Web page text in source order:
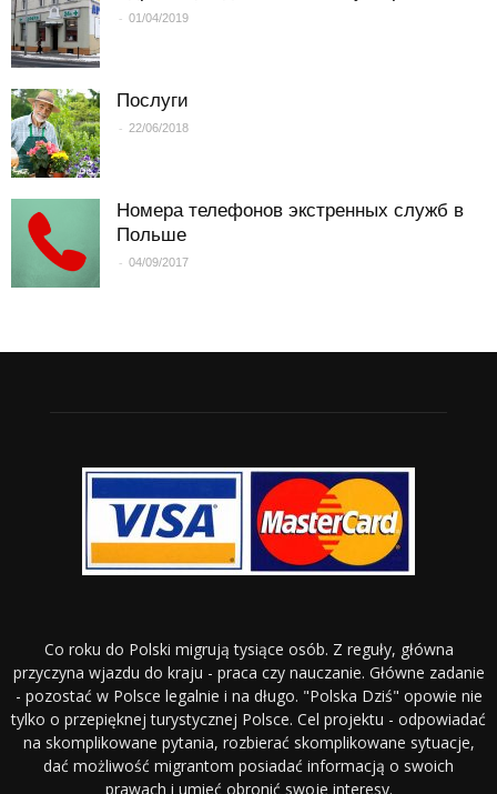
- 01/04/2019
Послуги
- 22/06/2018
Номера телефонов экстренных служб в
Польше
- 04/09/2017
Co roku do Polski migrują tysiące osób. Z reguły, główna
przyczyna wjazdu do kraju - praca czy nauczanie. Główne zadanie
- pozostać w Polsce legalnie i na długo. "Polska Dziś" opowie nie
tylko o przepięknej turystycznej Polsce. Cel projektu - odpowiadać
na skomplikowane pytania, rozbierać skomplikowane sytuacje,
dać możliwość migrantom posiadać informacją o swoich
prawach i umieć obronić swoje interesy.